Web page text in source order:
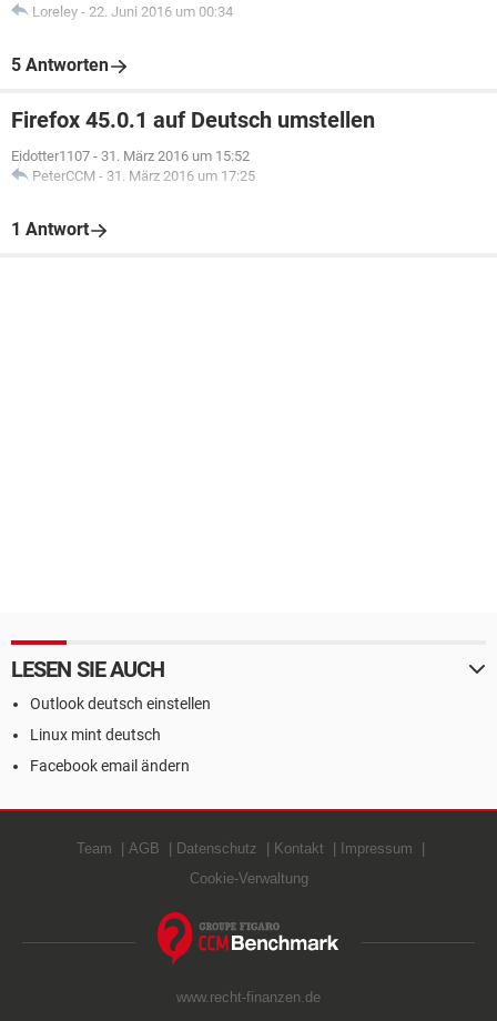
Loreley - 22. Juni 2016 um 00:34
5 Antworten
Firefox 45.0.1 auf Deutsch umstellen
Eidotter1107 - 31. März 2016 um 15:52
PeterCCM - 31. März 2016 um 17:25
1 Antwort
LESEN SIE AUCH
Outlook deutsch einstellen
Linux mint deutsch
Facebook email ändern
Team AGB Datenschutz Kontakt
Impressum
Cookie-Verwaltung
www.recht-finanzen.de